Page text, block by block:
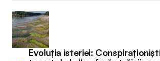
Evoluția isteriei: